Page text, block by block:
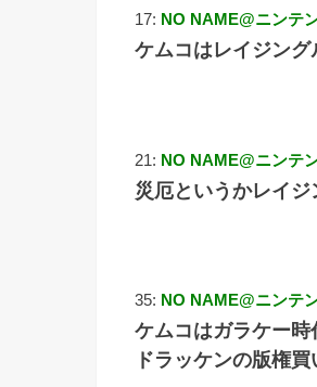
17: NO NAME@ニンテ
ケムコはレイジン
21: NO NAME@ニンテ
災厄というかレイ
35: NO NAME@ニンテ
ケムコはガラケー
ドラッケンの版権